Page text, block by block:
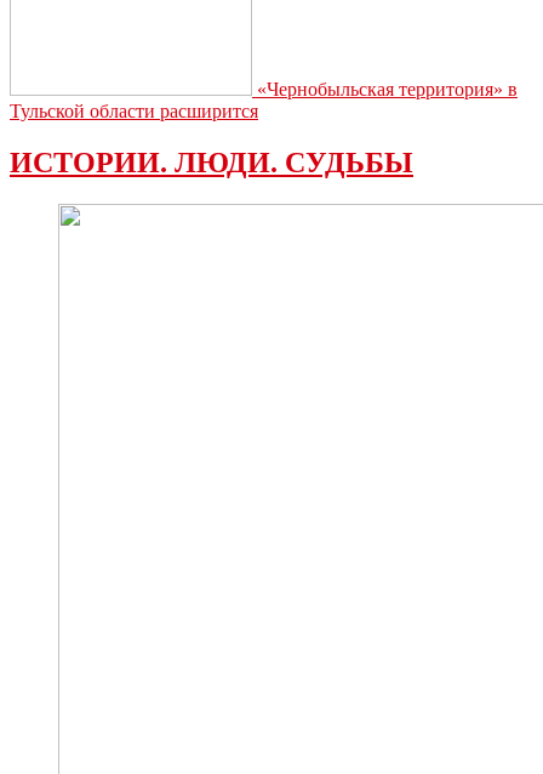
«Чернобыльская территория» в
Тульской области расширится
ИСТОРИИ. ЛЮДИ. СУДЬБЫ